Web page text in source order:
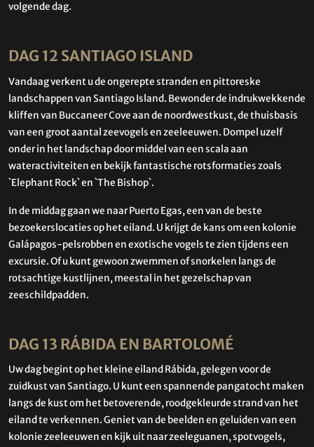
volgende dag.
DAG 12 SANTIAGO ISLAND
Vandaag verkent u de ongerepte stranden en pittoreske
landschappen van Santiago Island. Bewonder de indrukwekkende
kliffen van Buccaneer Cove aan de noordwestkust, de thuisbasis
van een groot aantal zeevogels en zeeleeuwen. Dompel uzelf
onder in het landschap door middel van een scala aan
wateractiviteiten en bekijk fantastische rotsformaties zoals
`Elephant Rock` en `The Bishop`.
In de middag gaan we naar Puerto Egas, een van de beste
bezoekerslocaties op het eiland. U krijgt de kans om een ​​kolonie
Galápagos-pelsrobben en exotische vogels te zien tijdens een
excursie. Of u kunt gewoon zwemmen of snorkelen langs de
rotsachtige kustlijnen, meestal in het gezelschap van
zeeschildpadden.
DAG 13 RÁBIDA EN BARTOLOMÉ
Uw dag begint op het kleine eiland Rábida, gelegen voor de
zuidkust van Santiago. U kunt een spannende pangatocht maken
langs de kust om het betoverende, roodgekleurde strand van het
eiland te verkennen. Geniet van de beelden en geluiden van een
kolonie zeeleeuwen en kijk uit naar zeeleguanen, spotvogels,